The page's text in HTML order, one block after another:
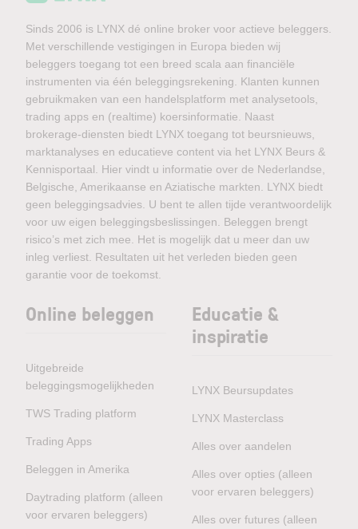
Sinds 2006 is LYNX dé online broker voor actieve beleggers.
Met verschillende vestigingen in Europa bieden wij
beleggers toegang tot een breed scala aan financiële
instrumenten via één beleggingsrekening. Klanten kunnen
gebruikmaken van een handelsplatform met analysetools,
trading apps en (realtime) koersinformatie. Naast
brokerage-diensten biedt LYNX toegang tot beursnieuws,
marktanalyses en educatieve content via het LYNX Beurs &
Kennisportaal. Hier vindt u informatie over de Nederlandse,
Belgische, Amerikaanse en Aziatische markten. LYNX biedt
geen beleggingsadvies. U bent te allen tijde verantwoordelijk
voor uw eigen beleggingsbeslissingen. Beleggen brengt
risico’s met zich mee. Het is mogelijk dat u meer dan uw
inleg verliest. Resultaten uit het verleden bieden geen
garantie voor de toekomst.
Online beleggen
Uitgebreide
beleggingsmogelijkheden
TWS Trading platform
Trading Apps
Beleggen in Amerika
Daytrading platform (alleen
voor ervaren beleggers)
Educatie &
inspiratie
LYNX Beursupdates
LYNX Masterclass
Alles over aandelen
Alles over opties (alleen
voor ervaren beleggers)
Alles over futures (alleen